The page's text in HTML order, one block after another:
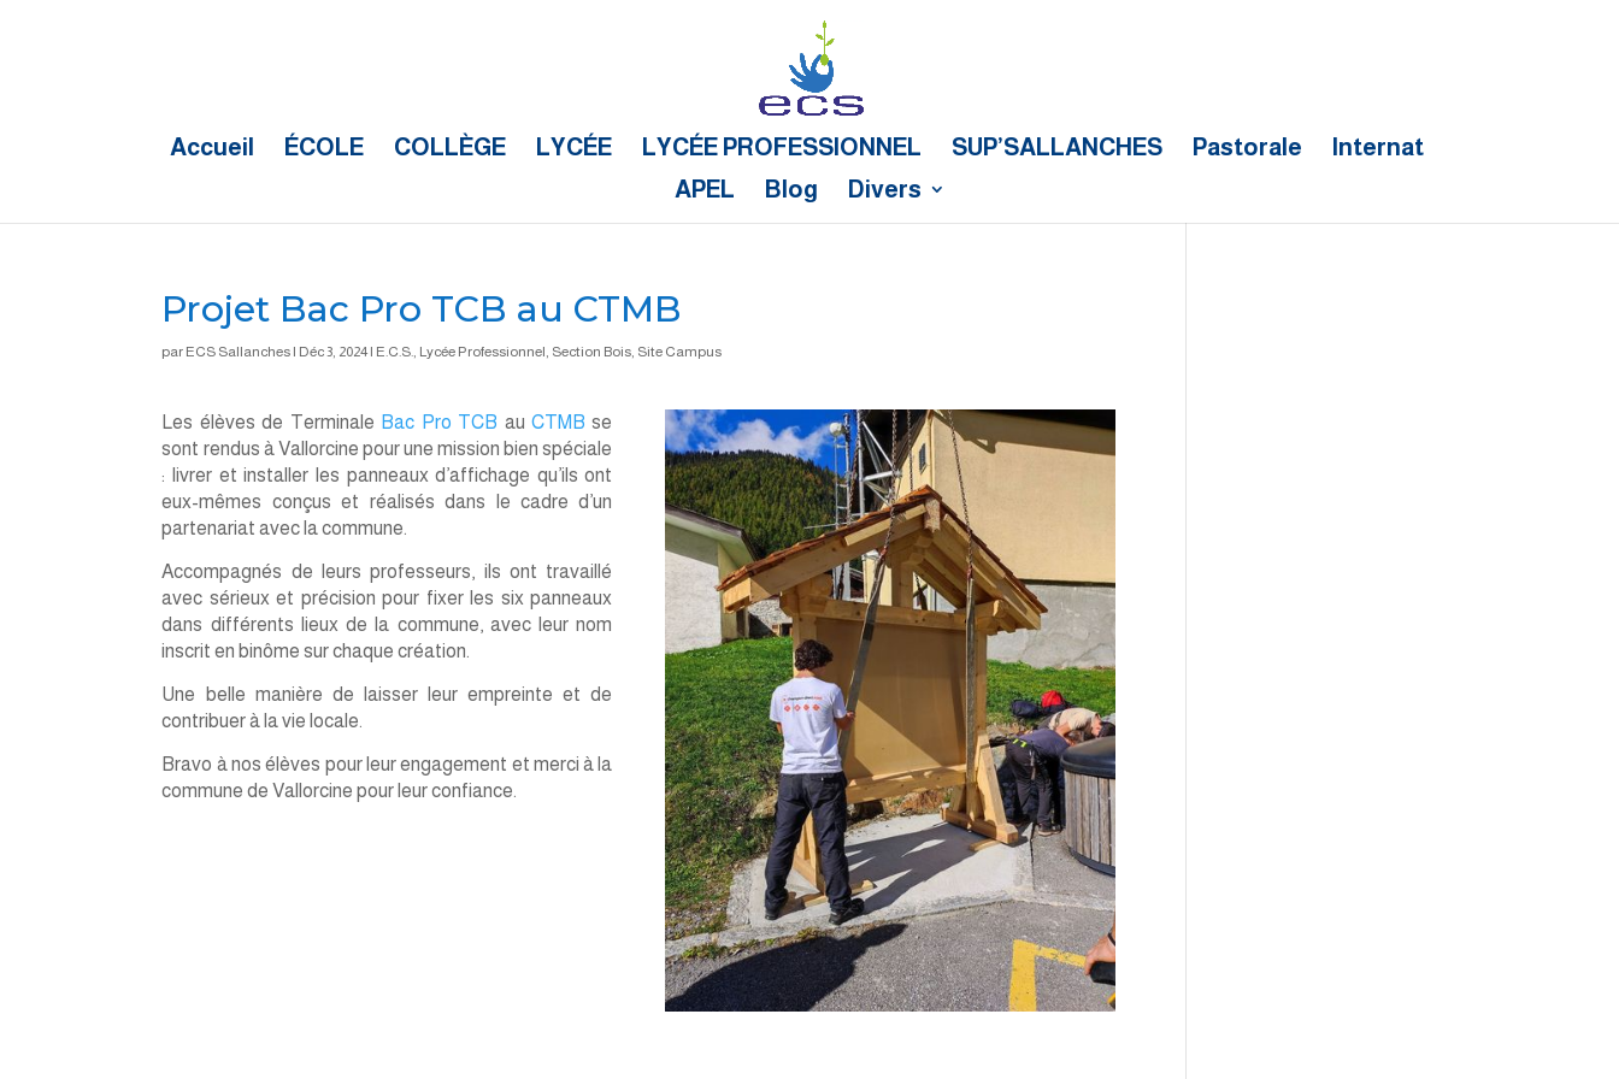
Accueil ÉCOLE COLLÈGE LYCÉE LYCÉE PROFESSIONNEL SUP’SALLANCHES Pastorale
Internat
APEL
Blog Divers
Projet Bac Pro TCB au CTMB
par ECS Sallanches | Déc 3, 2024| E.C.S., Lycée Professionnel, Section Bois, Site Campus
Les élèves de Terminale Bac Pro TCB auCTMB se
sont rendus à Vallorcine pour une mission bien spéciale
: livrer et installer les panneaux d’affichage qu’ils ont
eux-mêmes conçus et réalisés dans le cadre d’un
partenariat avec la commune.
Accompagnés de leurs professeurs, ils ont travaillé
avec sérieux et précision pour fixer les six panneaux
dans différents lieux de la commune, avec leur nom
inscrit en binôme sur chaquecréation.
Une belle manière de laisser leur empreinte et de
contribuer à la vie locale.
Bravo à nos élèves pour leur engagement et merci à la
commune de Vallorcine pour leur confiance.